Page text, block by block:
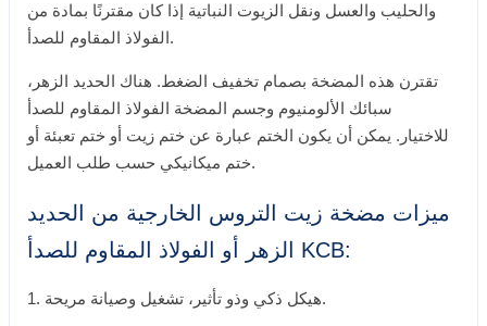
والحليب والعسل ونقل الزيوت النباتية إذا كان مقترنًا بمادة من
الفولاذ المقاوم للصدأ.
تقترن هذه المضخة بصمام تخفيف الضغط. هناك الحديد الزهر،
سبائك الألومنيوم وجسم المضخة الفولاذ المقاوم للصدأ
للاختيار. يمكن أن يكون الختم عبارة عن ختم زيت أو ختم تعبئة أو
ختم ميكانيكي حسب طلب العميل.
ميزات مضخة زيت التروس الخارجية من الحديد
الزهر أو الفولاذ المقاوم للصدأ KCB:
1. هيكل ذكي وذو تأثير، تشغيل وصيانة مريحة.